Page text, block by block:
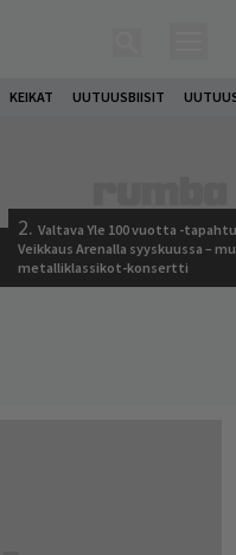
KEIKAT UUTUUSBIISIT
2. Valtava Yle 100 vuotta -
Veikkaus Arenalla syyskuussa –
metalliklassikot-konsertti